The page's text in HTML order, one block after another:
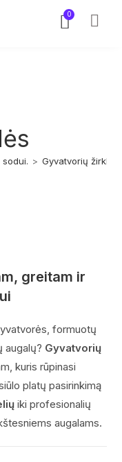
0
> Gyvatvorių žirklės
greitam ir
formuotų
augalų? Gyvatvorių
kuris rūpinasi
platų pasirinkimą
iki profesionalių
augalams.